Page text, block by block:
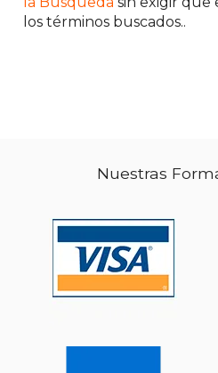
50% $ 49.88
los términos buscados..
Nuestras